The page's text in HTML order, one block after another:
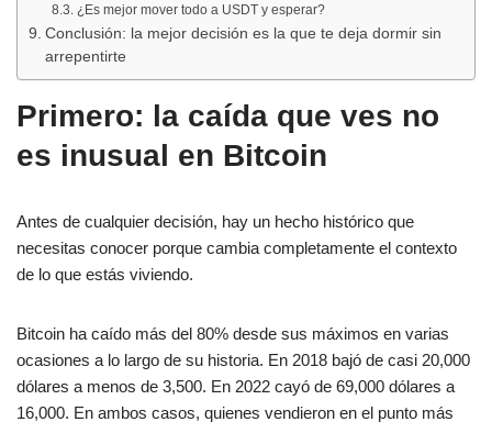
¿Es mejor mover todo a USDT y esperar?
Conclusión: la mejor decisión es la que te deja dormir sin
arrepentirte
Primero: la caída que ves no
es inusual en Bitcoin
Antes de cualquier decisión, hay un hecho histórico que
necesitas conocer porque cambia completamente el contexto
de lo que estás viviendo.
Bitcoin ha caído más del 80% desde sus máximos en varias
ocasiones a lo largo de su historia. En 2018 bajó de casi 20,000
dólares a menos de 3,500. En 2022 cayó de 69,000 dólares a
16,000. En ambos casos, quienes vendieron en el punto más